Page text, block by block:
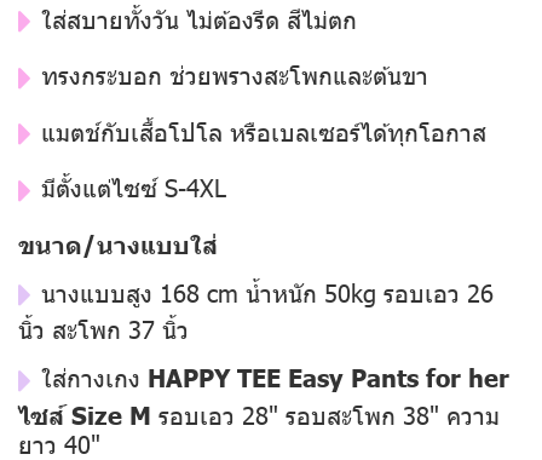
ใส่สบายทั้งวัน ไม่ต้องรีด สีไม่ตก
ทรงกระบอก ช่วยพรางสะโพกและต้นขา
แมตช์กับเสื้อโปโล หรือเบลเซอร์ได้ทุกโอกาส
มีตั้งแต่ไซซ์ S-4XL
ขนาด/นางแบบใส่
นางแบบสูง 168 cm น้ำหนัก 50kg รอบเอว 26
นิ้ว สะโพก 37 นิ้ว
ใส่กางเกง HAPPY TEE Easy Pants for her
ไซส์ Size M รอบเอว 28" รอบสะโพก 38" ความ
ยาว 40"